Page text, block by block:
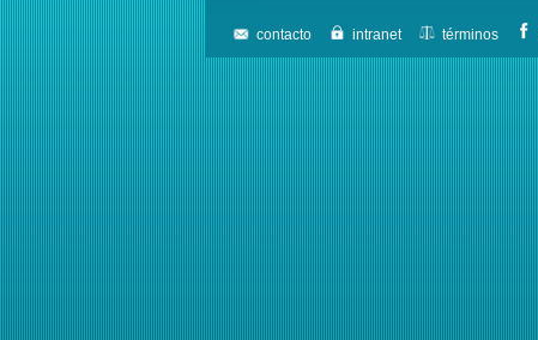
contacto intranet términos